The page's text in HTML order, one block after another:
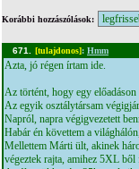
Korábbi hozzászólások:
671. [tulajdonos]: Hmm
Azta, jó régen írtam ide.
Az történt, hogy egy
Az egyik osztálytársam
Napról, napra végigvezetett
Habár én követtem a
Mellettem Márti ült, akinek
végeztek rajta, amihez 5XL